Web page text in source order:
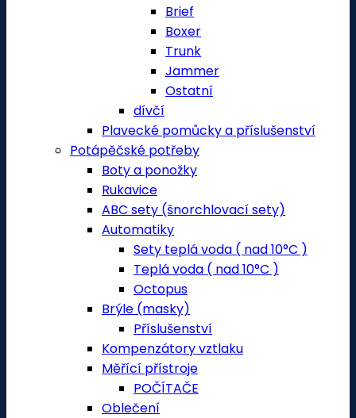
Brief
Boxer
Trunk
Jammer
Ostatní
dívčí
Plavecké pomůcky a příslušenství
Potápěčské potřeby
Boty a ponožky
Rukavice
ABC sety (šnorchlovací sety)
Automatiky
Sety teplá voda ( nad 10°C )
Teplá voda ( nad 10°C )
Octopus
Brýle (masky)
Příslušenství
Kompenzátory vztlaku
Měřící přístroje
POČÍTAČE
Oblečení